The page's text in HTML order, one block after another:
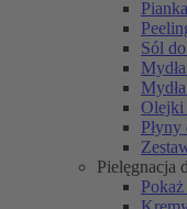
Sól
Olejki
Pielęgnacja